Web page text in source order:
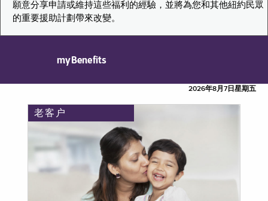
願意分享申請或維持這些福利的經驗，並將為您和其他紐約民眾
的重要援助計劃帶來改變。
myBenefits
2026年8月7日星期五
老客户